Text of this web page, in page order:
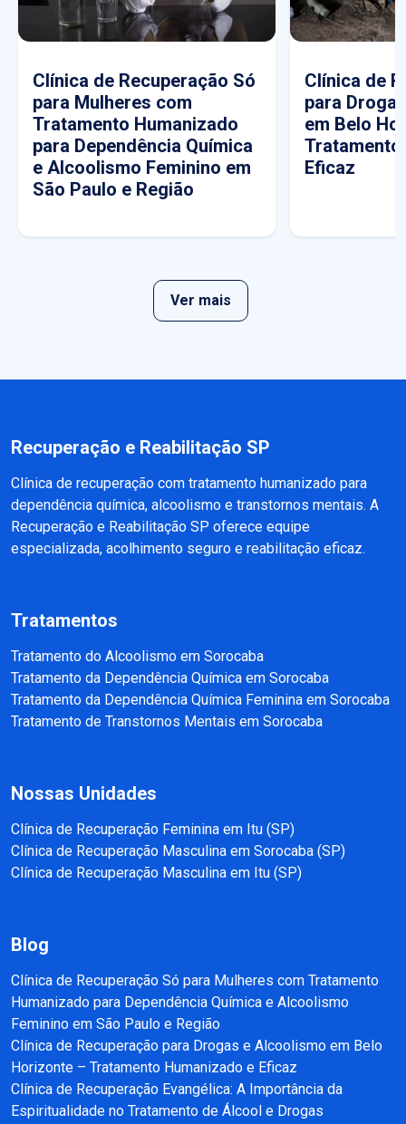
Clínica de Recuperação Só
para Mulheres com
Tratamento Humanizado
para Dependência Química
e Alcoolismo Feminino em
São Paulo e Região
Clínica de
para
em Belo
Tratamento
Eficaz
Ver mais
Recuperação e Reabilitação SP
Clínica de recuperação com tratamento humanizado para
dependência química, alcoolismo e transtornos mentais. A
Recuperação e Reabilitação SP oferece equipe
especializada, acolhimento seguro e reabilitação eficaz.
Tratamentos
Tratamento do Alcoolismo em Sorocaba
Tratamento da Dependência Química em Sorocaba
Tratamento da Dependência Química Feminina em Sorocaba
Tratamento de Transtornos Mentais em Sorocaba
Nossas Unidades
Clínica de Recuperação Feminina em Itu (SP)
Clínica de Recuperação Masculina em Sorocaba (SP)
Clínica de Recuperação Masculina em Itu (SP)
Blog
Clínica de Recuperação Só para Mulheres com Tratamento
Humanizado para Dependência Química e Alcoolismo
Feminino em São Paulo e Região
Clínica de Recuperação para Drogas e Alcoolismo em Belo
Horizonte – Tratamento Humanizado e Eficaz
Clínica de Recuperação Evangélica: A Importância da
Espiritualidade no Tratamento de Álcool e Drogas